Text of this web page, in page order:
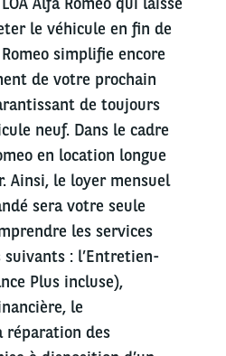
le véhicule en fin de
simplifie encore
de votre prochain
de toujours
neuf. Dans le cadre
en location longue
Ainsi, le loyer mensuel
sera votre seule
les services
suivants : l’Entretien-
Plus incluse),
le
réparation des